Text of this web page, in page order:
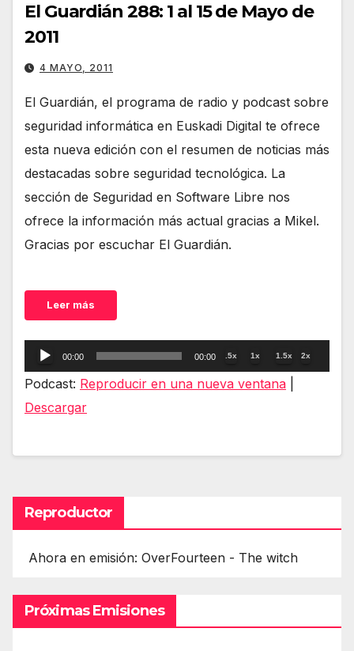
El Guardián 288: 1 al 15 de Mayo de
2011
4 MAYO, 2011
El Guardián, el programa de radio y podcast sobre
seguridad informática en Euskadi Digital te ofrece
esta nueva edición con el resumen de noticias más
destacadas sobre seguridad tecnológica. La
sección de Seguridad en Software Libre nos
ofrece la información más actual gracias a Mikel.
Gracias por escuchar El Guardián.
Leer más
Reproductor
de
audio
00:00 00:00 .5x 1x 1.5x 2x
Podcast: Reproducir en una nueva ventana
Descargar
Reproductor
Ahora en emisión: OverFourteen - The witch
Próximas Emisiones